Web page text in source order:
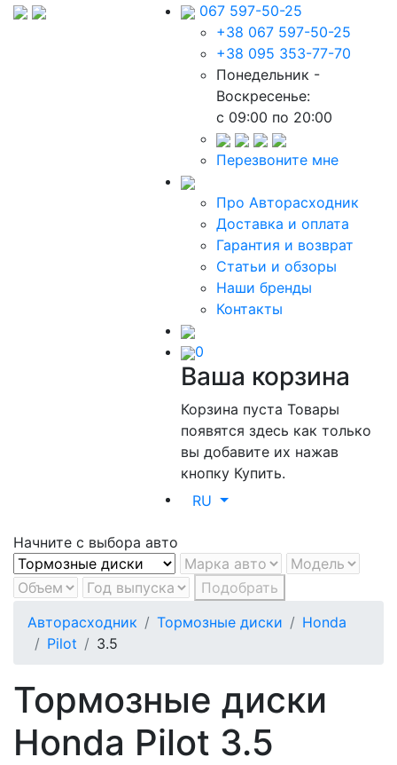
067 597-50-25
+38 067 597-50-25
+38 095 353-77-70
Понедельник -
Воскресенье:
c 09:00 по 20:00
Перезвоните мне
Про Авторасходник
Доставка и оплата
Гарантия и возврат
Статьи и обзоры
Наши бренды
Контакты
0
Ваша корзина
Корзина пустаТовары
появятся здесь как только
вы добавите их нажав
кнопку Купить.
RU
Начните с выбора авто
Подобрать
Авторасходник
Тормозные диски
Honda
Pilot
3.5
Тормозные диски
Honda Pilot 3.5